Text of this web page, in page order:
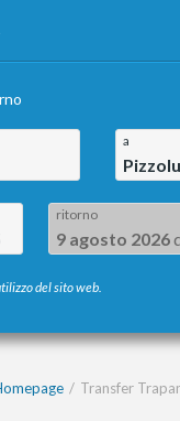
a
ritorno
9 agosto 2026
del sito web.
Transfer